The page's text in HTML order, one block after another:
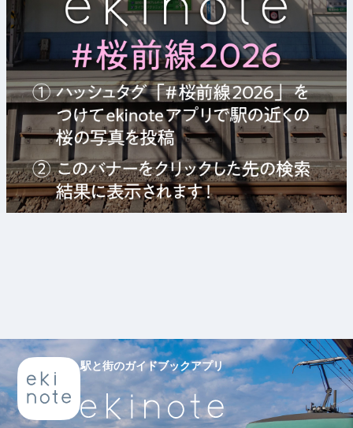
駅と街のガイドブックアプリ